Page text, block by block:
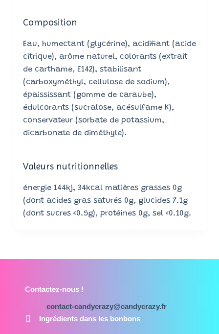
Composition
Eau, humectant (glycérine), acidifiant (acide
citrique), arôme naturel, colorants (extrait
de carthame, E142), stabilisant
(carboxyméthyl, cellulose de sodium),
épaississant (gomme de caraube),
édulcorants (sucralose, acésulfame K),
conservateur (sorbate de potassium,
dicarbonate de diméthyle).
Valeurs nutritionnelles
énergie 144kj, 34kcal matières grasses 0g
(dont acides gras saturés 0g, glucides 7.1g
(dont sucres <0.5g), protéines 0g, sel <0.10g.
Contactez-nous !
contact-candycrazy@candycrazy.fr
Ingrédients dans les bonbons